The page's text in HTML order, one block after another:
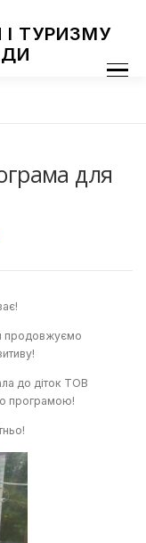
І ТУРИЗМУ
Menu
для
продовжуємо
до діток ТОВ
програмою!